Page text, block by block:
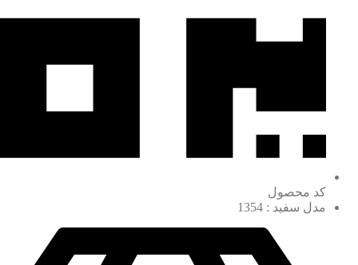
کد محصول
مدل سفید : 1354